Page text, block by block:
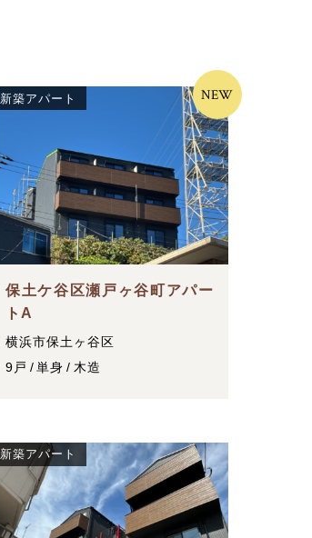
新築アパート
保土ケ谷区瀬戸ヶ谷町アパー
トA
横浜市保土ヶ谷区
9戸
単身 木造
NEW
新築アパート